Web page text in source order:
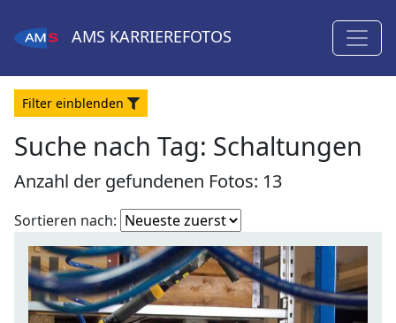
AMS KARRIEREFOTOS
Filter einblenden
Suche nach Tag: Schaltungen
Anzahl der gefundenen Fotos: 13
Sortieren nach: